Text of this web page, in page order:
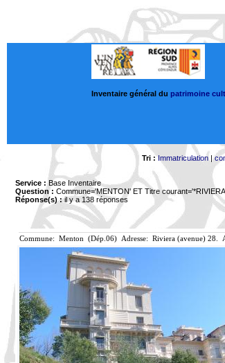
Inventaire général du patrimoine
Tri : Immatriculation|
Service : Base Inventaire
Question : Commune='MENTON' ET Titre
Réponse(s) :il y a 138 réponses
Commune: Menton (Dép.06) Adresse: Riviera (avenue) 28.